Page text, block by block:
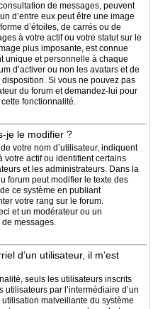
de messages, peuvent
d’entre eux peut être une image
d’étoiles, de carrés ou de
à votre actif ou votre statut sur le
plus imposante, est connue
unique et personnelle à chaque
d’activer ou non les avatars et de
Si vous ne pouvez pas
du forum et demandez-lui pour
fonctionnalité.
je le modifier ?
votre nom d’utilisateur, indiquent
votre actif ou identifient certains
et les administrateurs. Dans la
forum peut modifier le texte des
ce système en publiant
votre rang sur le forum.
et un modérateur ou un
messages.
d’un utilisateur, il m’est
seuls les utilisateurs inscrits
par l’intermédiaire d’un
malveillante du système